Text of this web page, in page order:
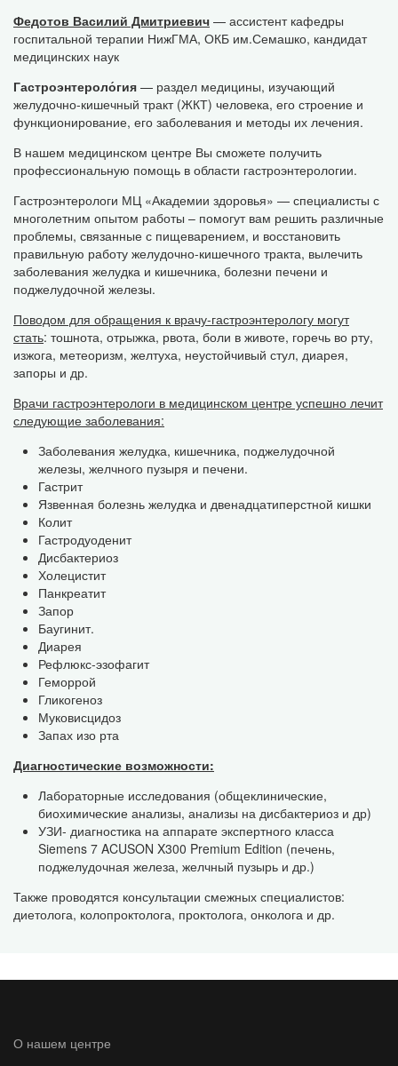
Федотов Василий Дмитриевич — ассистент кафедры
госпитальной терапии НижГМА, ОКБ им.Семашко, кандидат
медицинских наук
Гастроэнтероло́гия — раздел медицины, изучающий
желудочно-кишечный тракт (ЖКТ) человека, его строение и
функционирование, его заболевания и методы их лечения.
В нашем медицинском центре Вы сможете получить
профессиональную помощь в области гастроэнтерологии.
Гастроэнтерологи МЦ «Академии здоровья» — специалисты с
многолетним опытом работы – помогут вам решить различные
проблемы, связанные с пищеварением, и восстановить
правильную работу желудочно-кишечного тракта, вылечить
заболевания желудка и кишечника, болезни печени и
поджелудочной железы.
Поводом для обращения к врачу-гастроэнтерологу могут
стать: тошнота, отрыжка, рвота, боли в животе, горечь во рту,
изжога, метеоризм, желтуха, неустойчивый стул, диарея,
запоры и др.
Врачи гастроэнтерологи в медицинском центре успешно лечит
следующие заболевания:
Заболевания желудка, кишечника, поджелудочной
железы, желчного пузыря и печени.
Гастрит
Язвенная болезнь желудка и двенадцатиперстной кишки
Колит
Гастродуоденит
Дисбактериоз
Холецистит
Панкреатит
Запор
Баугинит.
Диарея
Рефлюкс-эзофагит
Геморрой
Гликогеноз
Муковисцидоз
Запах изо рта
Диагностические возможности:
Лабораторные исследования (общеклинические,
биохимические анализы, анализы на дисбактериоз и др)
УЗИ- диагностика на аппарате экспертного класса
Siemens 7 ACUSON X300 Premium Edition (печень,
поджелудочная железа, желчный пузырь и др.)
Также проводятся консультации смежных специалистов:
диетолога, колопроктолога, проктолога, онколога и др.
О нашем центре